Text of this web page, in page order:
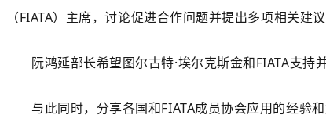
（FIATA）主席，讨论促进合作问题并提出多项相关建议
阮鸿延部长希望图尔古特·埃尔克斯金和FIATA支
与此同时，分享各国和FIATA成员协会应用的经验